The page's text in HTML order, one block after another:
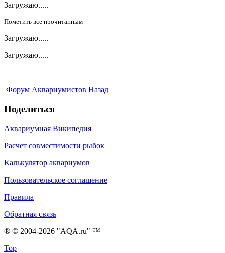
Загружаю.....
Пометить все прочитанным
Загружаю.....
Загружаю.....
Форум Аквариумистов Назад
Поделиться
Аквариумная Википедия
Расчет совместимости рыбок
Калькулятор аквариумов
Пользовательское соглашение
Правила
Обратная связь
® © 2004-2026 "AQA.ru" ™
Top